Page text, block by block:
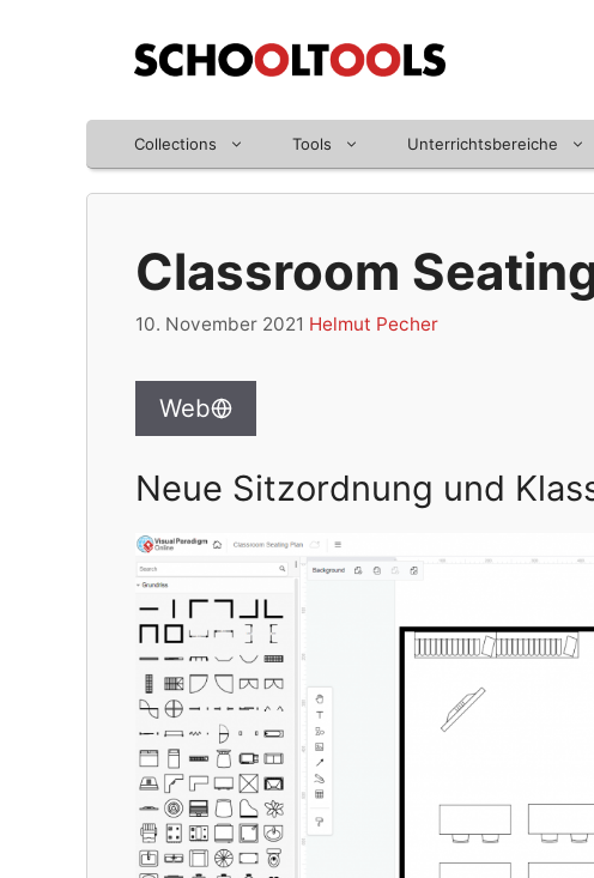
Collections Tools Unterrichtsbereiche
Classroom
10. November 2021 Helmut Pecher
Web
Neue Sitzordnung und